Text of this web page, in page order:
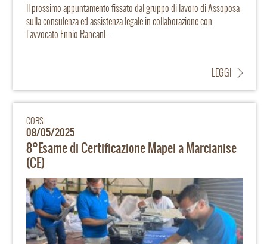
Il prossimo appuntamento fissato dal gruppo di lavoro di Assoposa
sulla consulenza ed assistenza legale in collaborazione con
l'avvocato Ennio RancanI...
LEGGI
CORSI
08/05/2025
8°Esame di Certificazione Mapei a Marcianise
(CE)